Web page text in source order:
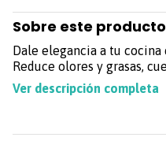
Sobre este producto
Dale elegancia a tu cocina
Reduce olores y grasas,
iluminación LED.
Ver descripción completa